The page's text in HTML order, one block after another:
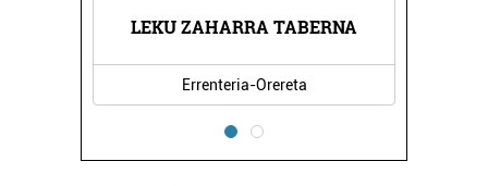
LEKU ZAHARRA TABERNA
Errenteria-Orereta